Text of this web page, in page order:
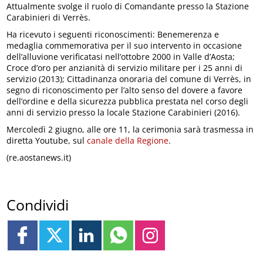
Attualmente svolge il ruolo di Comandante presso la Stazione
Carabinieri di Verrès.
Ha ricevuto i seguenti riconoscimenti: Benemerenza e
medaglia commemorativa per il suo intervento in occasione
dell’alluvione verificatasi nell’ottobre 2000 in Valle d’Aosta;
Croce d’oro per anzianità di servizio militare per i 25 anni di
servizio (2013); Cittadinanza onoraria del comune di Verrès, in
segno di riconoscimento per l’alto senso del dovere a favore
dell’ordine e della sicurezza pubblica prestata nel corso degli
anni di servizio presso la locale Stazione Carabinieri (2016).
Mercoledì 2 giugno, alle ore 11, la cerimonia sarà trasmessa in
diretta Youtube, sulcanale della Regione.
(re.aostanews.it)
Condividi